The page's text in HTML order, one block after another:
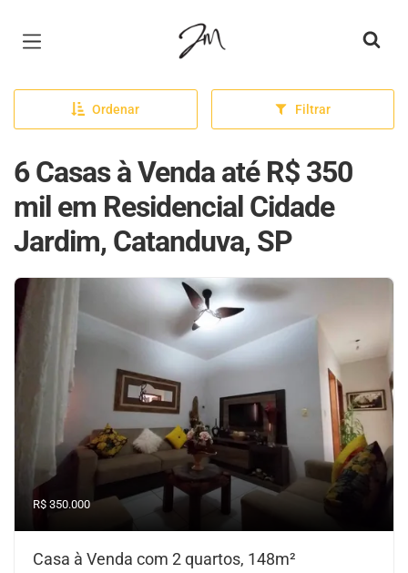
Página inicial
Ordenar Filtrar
6 Casas à Venda até R$ 350
mil em Residencial Cidade
Jardim, Catanduva, SP
R$ 350.000
Casa à Venda com 2 quartos, 148m²